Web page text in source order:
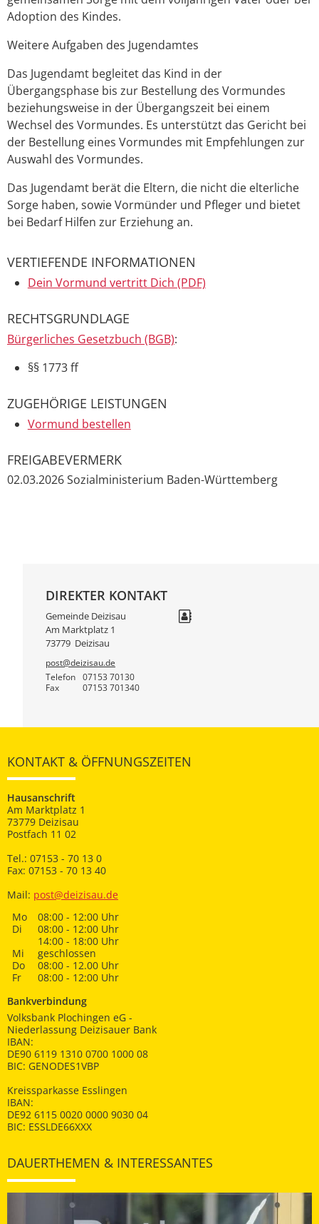
Adoption des Kindes.
Weitere Aufgaben des Jugendamtes
Das Jugendamt begleitet das Kind in der
Übergangsphase bis zur Bestellung des Vormundes
beziehungsweise in der Übergangszeit bei einem
Wechsel des Vormundes. Es unterstützt das Gericht bei
der Bestellung eines Vormundes mit Empfehlungen zur
Auswahl des Vormundes.
Das Jugendamt berät die Eltern, die nicht die elterliche
Sorge haben, sowie Vormünder und Pfleger und bietet
bei Bedarf Hilfen zur Erziehung an.
VERTIEFENDE INFORMATIONEN
Dein Vormund vertritt Dich (PDF)
RECHTSGRUNDLAGE
Bürgerliches Gesetzbuch (BGB):
§§ 1773 ff
ZUGEHÖRIGE LEISTUNGEN
Vormund bestellen
FREIGABEVERMERK
02.03.2026 Sozialministerium Baden-Württemberg
DIREKTER KONTAKT
Gemeinde Deizisau
Am Marktplatz 1
73779 Deizisau
post@deizisau.de
Telefon
07153 70130
Fax 07153 701340
KONTAKT & ÖFFNUNGSZEITEN
Hausanschrift
Am Marktplatz 1
73779 Deizisau
Postfach 11 02
Tel.: 07153 - 70 13 0
Fax: 07153 - 70 13 40
Mail: post@deizisau.de
Mo
08:00 - 12:00 Uhr
Di
08:00 - 12:00 Uhr
14:00 - 18:00 Uhr
Mi
geschlossen
Do
08:00 - 12.00 Uhr
Fr
08:00 - 12:00 Uhr
Bankverbindung
Volksbank Plochingen eG -
Niederlassung Deizisauer Bank
IBAN:
DE90 6119 1310 0700 1000 08
BIC: GENODES1VBP
Kreissparkasse Esslingen
IBAN:
DE92 6115 0020 0000 9030 04
BIC: ESSLDE66XXX
DAUERTHEMEN & INTERESSANTES